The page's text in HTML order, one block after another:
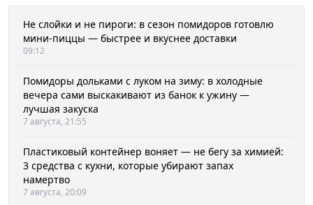
Не слойки и не пироги: в сезон помидоров готовлю
мини-пиццы — быстрее и вкуснее доставки
09:12
Помидоры дольками с луком на зиму: в холодные
вечера сами выскакивают из банок к ужину —
лучшая закуска
7 августа, 21:55
Пластиковый контейнер воняет — не бегу за химией:
3 средства с кухни, которые убирают запах
намертво
7 августа, 20:09